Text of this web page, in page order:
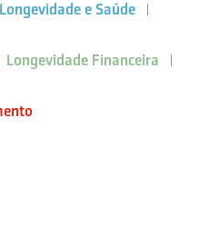
Longevidade e Saúde
Longevidade Financeira